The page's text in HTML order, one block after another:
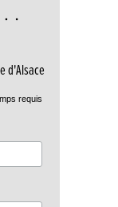
d'Alsace
requis